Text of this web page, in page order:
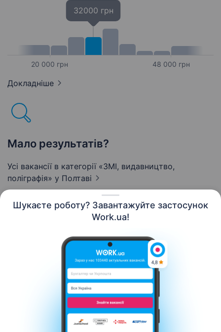
Шукаєте роботу? Завантажуйте застосунок
Work.ua!
20 000 грн
32000 грн
48 000 грн
Докладніше
Мало результатів?
Усі вакансії в категорії «ЗМІ, видавництво,
поліграфія» у Полтаві
Контакти Про нас
Кар’єра
Допомога Умови використання